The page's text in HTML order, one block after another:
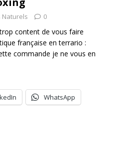
Naturels 0
content de vous faire
française en terrario :
commande je ne vous en
WhatsApp